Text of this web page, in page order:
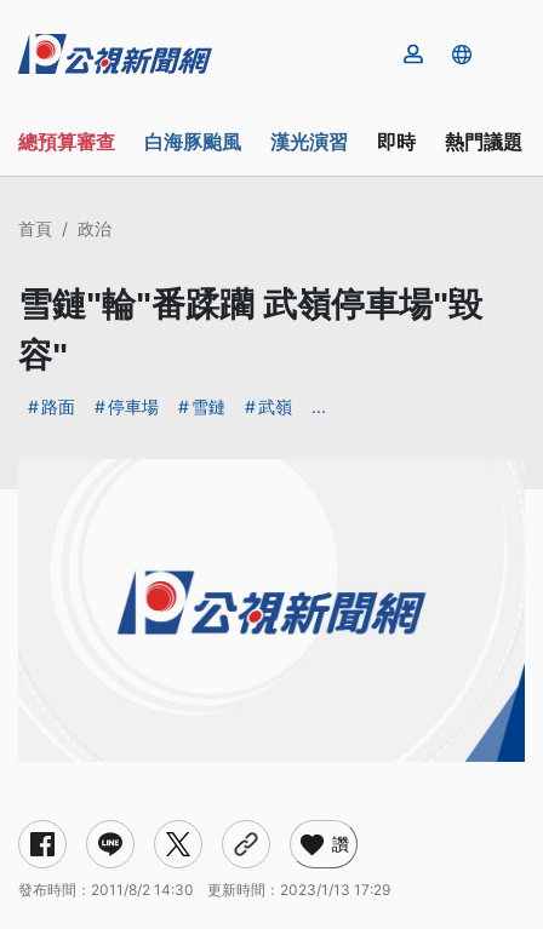
總預算審查 白海豚颱風 漢光演習 即時 熱門議題
首頁 政治
雪鏈"輪"番蹂躪 武嶺停車場"毀
容"
路面 停車場 雪鏈 武嶺 ...
讚
發布時間： 2011/8/2 14:30 更新時間： 2023/1/13 17:29